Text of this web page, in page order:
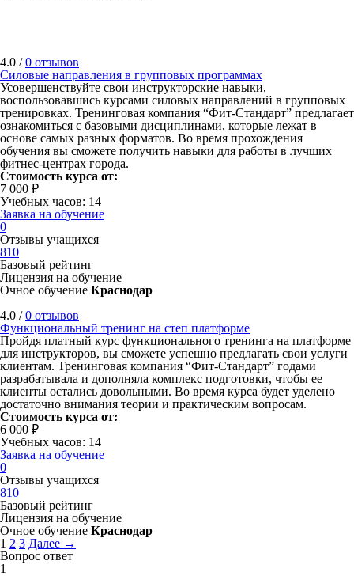
4.0 /0 отзывов
Силовые направления в групповых программах
Усовершенствуйте свои инструкторские навыки,
воспользовавшись курсами силовых направлений в групповых
тренировках. Тренинговая компания “Фит-Стандарт” предлагает
ознакомиться с базовыми дисциплинами, которые лежат в
основе самых разных форматов. Во время прохождения
обучения вы сможете получить навыки для работы в лучших
фитнес-центрах города.
Стоимость курса от:
7 000 ₽
Учебных часов: 14
Заявка на обучение
0
Отзывы учащихся
810
Базовый рейтинг
Лицензия на обучение
Очное обучение Краснодар
4.0 /0 отзывов
Функциональный тренинг на степ платформе
Пройдя платный курс функционального тренинга на платформе
для инструкторов, вы сможете успешно предлагать свои услуги
клиентам. Тренинговая компания “Фит-Стандарт” годами
разрабатывала и дополняла комплекс подготовки, чтобы ее
клиенты остались довольными. Во время курса будет уделено
достаточно внимания теории и практическим вопросам.
Стоимость курса от:
6 000 ₽
Учебных часов: 14
Заявка на обучение
0
Отзывы учащихся
810
Базовый рейтинг
Лицензия на обучение
Очное обучение Краснодар
1 2 3 Далее →
Вопрос ответ
1